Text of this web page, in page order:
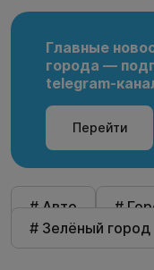
Главные
города —
telegram-
Перейти
# Авто
#
# Зелёный город